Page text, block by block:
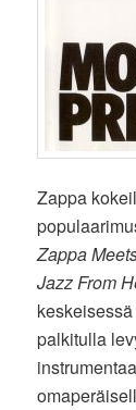
Zappa
Zappa
Jazz From
palkitulla